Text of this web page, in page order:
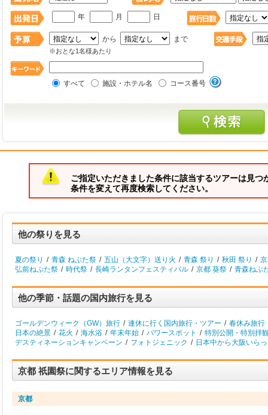
年 月 日
から まで
※おとな1名様あたり
すべて 施設・ホテル名 コース番号
ご指定いただきました条件に該当するツアーは見つ
条件を変えて再度検索してください。
他の祭りを見る
夏の祭り / 青森 ねぶた祭 / 五山（大文字）送り火 / 青森 祭り / 秋田 祭り /
弘前ねぷた祭 / 時代祭 / 長崎ランタンフェスティバル / 京都 葵祭 / 青森ねぶ
他の季節・話題の国内旅行を見る
ゴールデンウィーク（GW）旅行 / 連休に行く国内旅行・ツアー / 春休み旅行
日本の絶景 / 花火 / 海水浴 / 年末年始 / パワースポット / 特別公開・特別拝
デスティネーションキャンペーン / フォトジェニック / 日本中から大阪いら
京都 祇園祭に関するエリア情報を見る
京都